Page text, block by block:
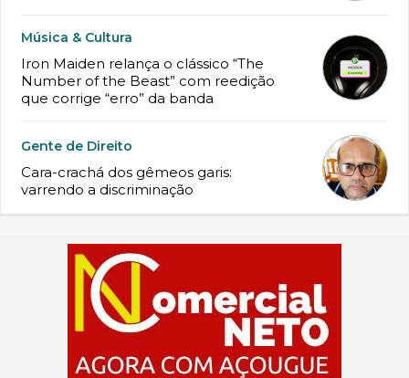
Música & Cultura
Iron Maiden relança o clássico “The
Number of the Beast” com reedição
que corrige “erro” da banda
Gente de Direito
Cara-crachá dos gêmeos garis:
varrendo a discriminação